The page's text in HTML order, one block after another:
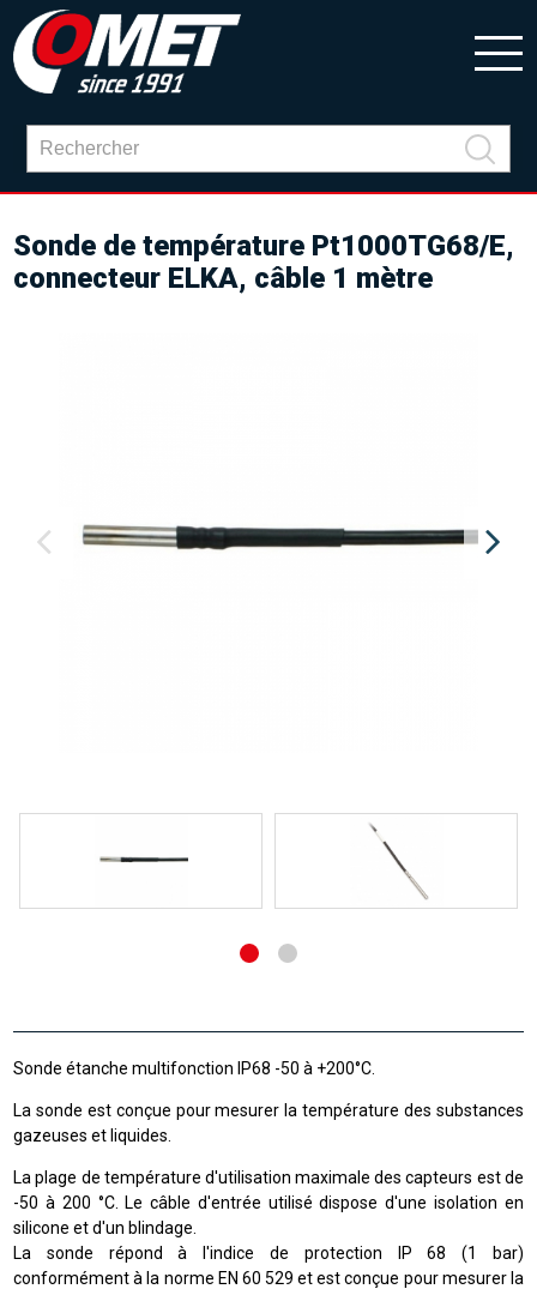
Sonde de température Pt1000TG68/E,
connecteur ELKA, câble 1 mètre
Sonde étanche multifonction IP68 -50 à +200°C.
La sonde est conçue pour mesurer la température des substances
gazeuses et liquides.
La plage de température d'utilisation maximale des capteurs est de
-50 à 200 °C. Le câble d'entrée utilisé dispose d'une isolation en
silicone et d'un blindage.
La sonde répond à l'indice de protection IP 68 (1 bar)
conformément à la norme EN 60 529 et est conçue pour mesurer la